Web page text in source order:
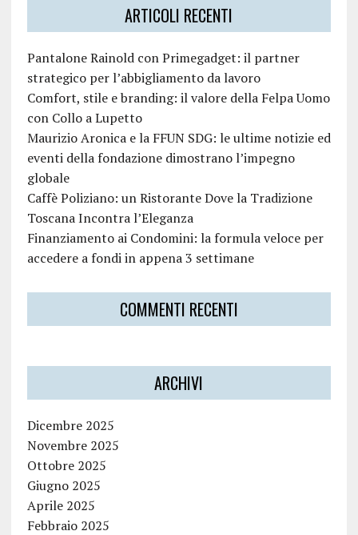
ARTICOLI RECENTI
Pantalone Rainold con Primegadget: il partner
strategico per l’abbigliamento da lavoro
Comfort, stile e branding: il valore della Felpa Uomo
con Collo a Lupetto
Maurizio Aronica e la FFUN SDG: le ultime notizie ed
eventi della fondazione dimostrano l’impegno
globale
Caffè Poliziano: un Ristorante Dove la Tradizione
Toscana Incontra l’Eleganza
Finanziamento ai Condomini: la formula veloce per
accedere a fondi in appena 3 settimane
COMMENTI RECENTI
ARCHIVI
Dicembre 2025
Novembre 2025
Ottobre 2025
Giugno 2025
Aprile 2025
Febbraio 2025